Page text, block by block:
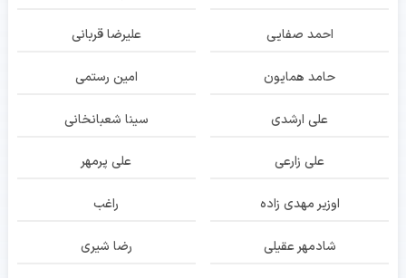
احمد صفایی علیرضا قربانی
حامد همایون امین رستمی
علی ارشدی سینا شعبانخانی
علی زارعی علی پرمهر
اوزیر مهدی زاده راغب
شادمهر عقیلی رضا شیری